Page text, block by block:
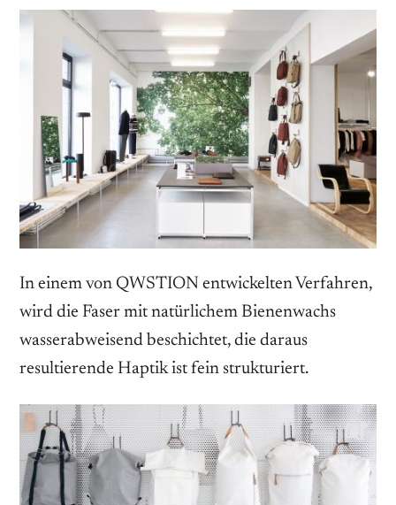
In einem von QWSTION entwickelten Verfahren,
wird die Faser mit natürlichem Bienenwachs
wasserabweisend beschichtet, die daraus
resultierende Haptik ist fein strukturiert.